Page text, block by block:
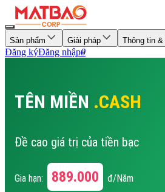
Sản phẩm Giải pháp Thông tin
Đăng kýĐăng nhập0
TÊN MIỀN .CASH
Đề cao giá trị của tiền bạc
Gia hạn: 889.000 đ/Năm